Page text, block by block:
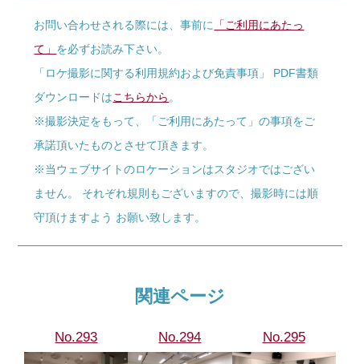
お問い合わせされる際には、事前に 「ご利用にあたっ
て」 を必ずお読み下さい。
「ロケ撮影に関する利用規約および免責事項」 PDF書類
ダウンロードはこちらから。
※撮影決定をもって、「ご利用にあたって」の事項をご
承諾頂いたものとさせて頂きます。
※当ウェブサイトのロケーションはスタジオではござい
ません。 それぞれ規則もございますので、撮影時には順
守頂けますよう お願い致します。
関連ページ
No.293 No.294 No.295